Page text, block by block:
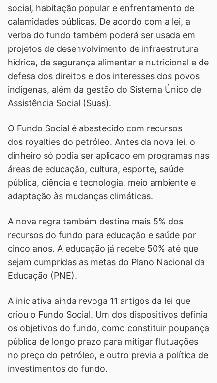
social, habitação popular e enfrentamento de
calamidades públicas. De acordo com a lei, a
verba do fundo também poderá ser usada em
projetos de desenvolvimento de infraestrutura
hídrica, de segurança alimentar e nutricional e de
defesa dos direitos e dos interesses dos povos
indígenas, além da gestão do Sistema Único de
Assistência Social (Suas).
O Fundo Social é abastecido com recursos
dos royalties do petróleo. Antes da nova lei, o
dinheiro só podia ser aplicado em programas nas
áreas de educação, cultura, esporte, saúde
pública, ciência e tecnologia, meio ambiente e
adaptação às mudanças climáticas.
A nova regra também destina mais 5% dos
recursos do fundo para educação e saúde por
cinco anos. A educação já recebe 50% até que
sejam cumpridas as metas do Plano Nacional da
Educação (PNE).
A iniciativa ainda revoga 11 artigos da lei que
criou o Fundo Social. Um dos dispositivos definia
os objetivos do fundo, como constituir poupança
pública de longo prazo para mitigar flutuações
no preço do petróleo, e outro previa a política de
investimentos do fundo.